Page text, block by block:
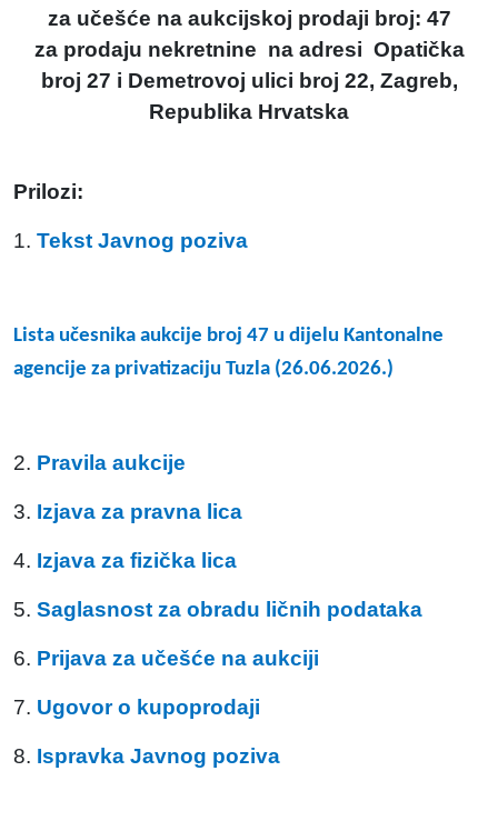
za učešće na aukcijskoj prodaji broj: 47
za prodaju nekretnine na adresi Opatička
broj 27 i Demetrovoj ulici broj 22, Zagreb,
Republika Hrvatska
Prilozi:
1. Tekst Javnog poziva
Lista učesnika aukcije broj 47 u dijelu Kantonalne
agencije za privatizaciju Tuzla (26.06.2026.)
2. Pravila aukcije
3. Izjava za pravna lica
4. Izjava za fizička lica
5. Saglasnost za obradu ličnih podataka
6. Prijava za učešće na aukciji
7. Ugovor o kupoprodaji
8. Ispravka Javnog poziva